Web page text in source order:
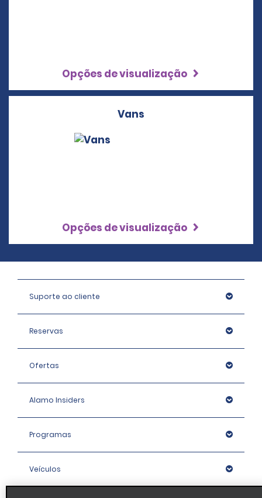
Opções de visualização
Vans
Opções de visualização
Suporte ao cliente
Reservas
Ofertas
Alamo Insiders
Programas
Veículos